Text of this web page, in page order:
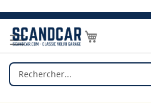
Allez
au
contenu
Mon panier